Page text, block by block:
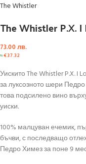
The Whistler
The Whistler P.X.
73.00 лв.
≈€37.32
Уискито The Whistler P.X.
за луксозното шери
това подсилено вино
уиски.
100% малцуван ечемик,
бъчви, с последващо
Педро Химез за поне 9